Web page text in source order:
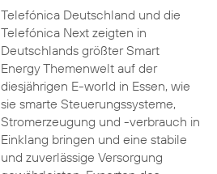
Telefónica Deutschland und die
Telefónica Next zeigten in
Deutschlands größter Smart
Energy Themenwelt auf der
diesjährigen E-world in Essen, wie
sie smarte Steuerungssysteme,
Stromerzeugung und -verbrauch in
Einklang bringen und eine stabile
und zuverlässige Versorgung